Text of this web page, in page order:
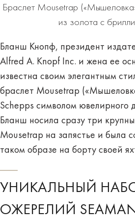
Браслет Mousetrap
из золота с
Бланш Кнопф, президент
Alfred A. Knopf Inc. и жена ее
известна своим элегантным
браслет Mousetrap
Schepps символом ювелирного
Бланш носила сразу три
Mousetrap на запястье и была
таком образе на борту своей
УНИКАЛЬНЫЙ
ОЖЕРЕЛИЙ SEAMAN